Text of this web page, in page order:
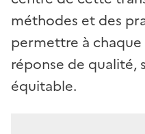
méthodes et des
permettre à chaque
réponse de qualité,
équitable.